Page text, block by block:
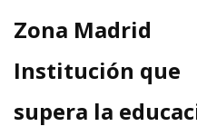
contenido
Zona Madrid
Institución que
supera la